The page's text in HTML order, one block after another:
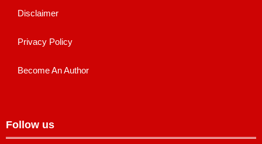
Disclaimer
Privacy Policy
Become An Author
Follow us